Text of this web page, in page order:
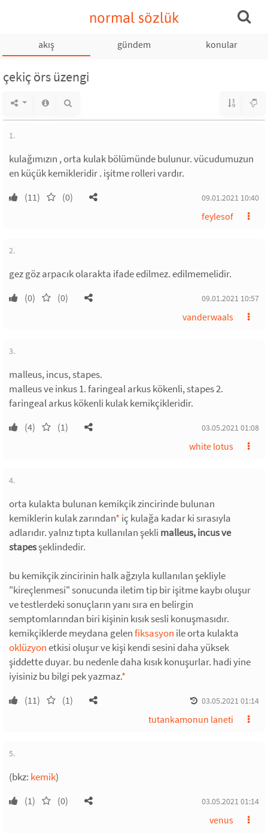
normal sözlük
akış gündem konular
çekiç örs üzengi
1.
kulağımızın , orta kulak bölümünde bulunur. vücudumuzun
en küçük kemikleridir . işitme rolleri vardır.
(11) (0) 09.01.2021 10:40
feylesof
2.
gez göz arpacık olarakta ifade edilmez. edilmemelidir.
(0) (0) 09.01.2021 10:57
vanderwaals
3.
malleus, incus, stapes.
malleus ve inkus 1. faringeal arkus kökenli, stapes 2.
faringeal arkus kökenli kulak kemikçikleridir.
(4) (1) 03.05.2021 01:08
white lotus
4.
orta kulakta bulunan kemikçik zincirinde bulunan
kemiklerin kulak zarından* iç kulağa kadar ki sırasıyla
adlarıdır. yalnız tıpta kullanılan şekli malleus, incus ve
stapesşeklindedir.
bu kemikçik zincirinin halk ağzıyla kullanılan şekliyle
"kireçlenmesi" sonucunda iletim tip bir işitme kaybı oluşur
ve testlerdeki sonuçların yanı sıra en belirgin
semptomlarından biri kişinin kısık sesli konuşmasıdır.
kemikçiklerde meydana gelenfiksasyon ile orta kulakta
oklüzyonetkisi oluşur ve kişi kendi sesini daha yüksek
şiddette duyar. bu nedenle daha kısık konuşurlar. hadi yine
iyisiniz bu bilgi pek yazmaz.*
(11) (1) 03.05.2021 01:14
tutankamonun laneti
5.
(bkz: kemik)
(1) (0) 03.05.2021 01:14
venus